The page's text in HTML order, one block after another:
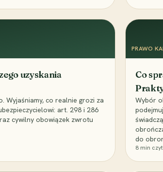
uzyskania
Wyjaśniamy, co realnie grozi za
art. 298 i 286
cywilny obowiązek zwrotu
PRAWO
Co
Wybór
do
8 min